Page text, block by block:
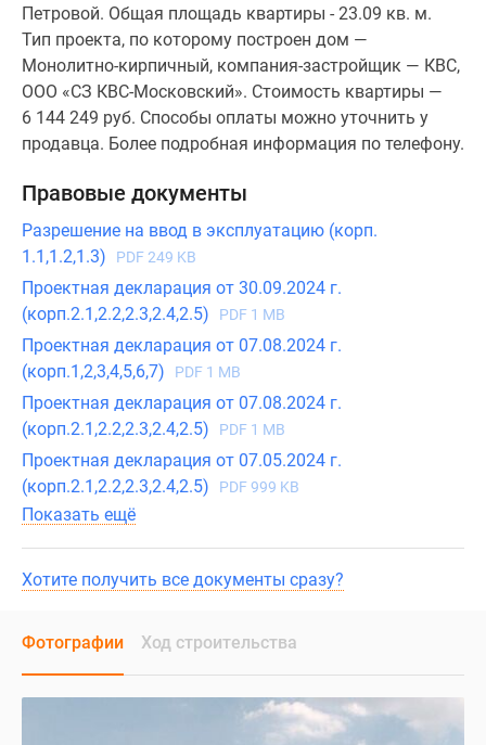
Петровой. Общая площадь квартиры - 23.09 кв. м.
Тип проекта, по которому построен дом —
Монолитно-кирпичный, компания-застройщик — КВС,
ООО «СЗ КВС-Московский». Стоимость квартиры —
6 144 249 руб. Способы оплаты можно уточнить у
продавца. Более подробная информация по телефону.
Правовые документы
Разрешение на ввод в эксплуатацию (корп.
1.1,1.2,1.3)
PDF 249 KB
Проектная декларация от 30.09.2024 г.
(корп.2.1,2.2,2.3,2.4,2.5)
PDF 1 MB
Проектная декларация от 07.08.2024 г.
(корп.1,2,3,4,5,6,7)
PDF 1 MB
Проектная декларация от 07.08.2024 г.
(корп.2.1,2.2,2.3,2.4,2.5)
PDF 1 MB
Проектная декларация от 07.05.2024 г.
(корп.2.1,2.2,2.3,2.4,2.5)
PDF 999 KB
Показать ещё
Хотите получить все документы сразу?
Фотографии Ход строительства